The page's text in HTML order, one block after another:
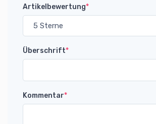
Artikelbewertung*
Überschrift*
Kommentar*